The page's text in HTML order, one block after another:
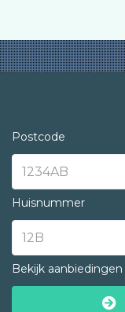
Postcode
Huisnummer
Bekijk aanbiedingen